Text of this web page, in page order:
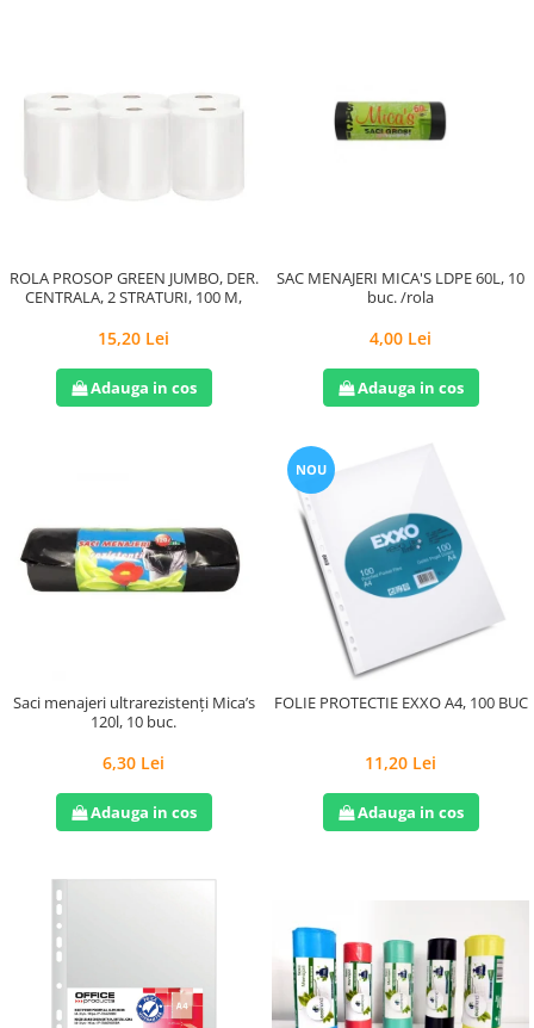
ROLA PROSOP GREEN JUMBO, DER.
CENTRALA, 2 STRATURI, 100 M,
15,20 Lei
Adauga in cos
SAC MENAJERI MICA'S LDPE 60L, 10
buc. /rola
4,00 Lei
Adauga in cos
Saci menajeri ultrarezistenți Mica’s
120l, 10 buc.
6,30 Lei
Adauga in cos
NOU
FOLIE PROTECTIE EXXO A4, 100 BUC
11,20 Lei
Adauga in cos